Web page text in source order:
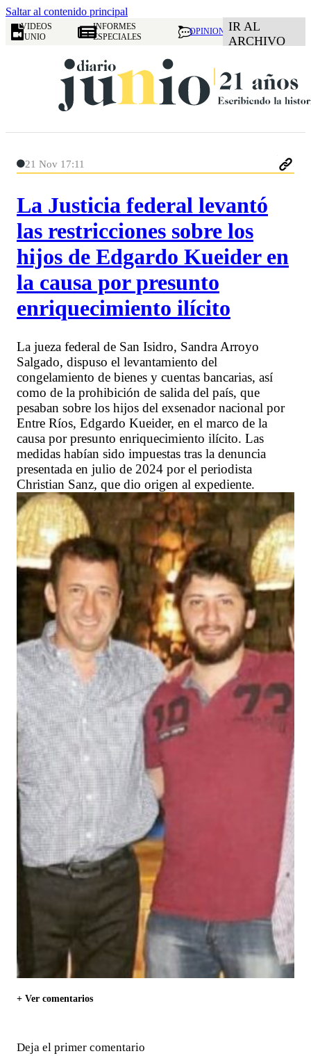
Saltar al contenido principal
VIDEOS
JUNIO
INFORMES
ESPECIALES
OPINION IR AL
ARCHIVO
21 Nov 17:11
La Justicia federal levantó
las restricciones sobre los
hijos de Edgardo Kueider en
la causa por presunto
enriquecimiento ilícito
La jueza federal de San Isidro, Sandra Arroyo
Salgado, dispuso el levantamiento del
congelamiento de bienes y cuentas bancarias, así
como de la prohibición de salida del país, que
pesaban sobre los hijos del exsenador nacional por
Entre Ríos, Edgardo Kueider, en el marco de la
causa por presunto enriquecimiento ilícito. Las
medidas habían sido impuestas tras la denuncia
presentada en julio de 2024 por el periodista
Christian Sanz, que dio origen al expediente.
+ Ver comentarios
Deja el primer comentario